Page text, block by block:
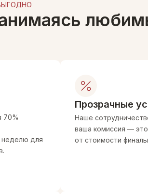
70%
неделю для
Прозрачные
Наше
ваша комиссия —
от стоимости